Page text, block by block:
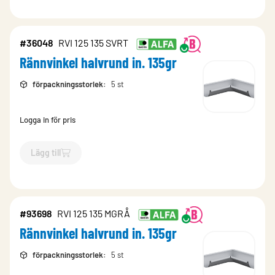
#36048 RVI 125 135 SVRT
Rännvinkel halvrund in. 135gr
förpackningsstorlek: 5 st
Logga in för pris
Lägg till
`$Lägg till
#93698 RVI 125 135 MGRÅ
Rännvinkel halvrund in. 135gr
förpackningsstorlek: 5 st